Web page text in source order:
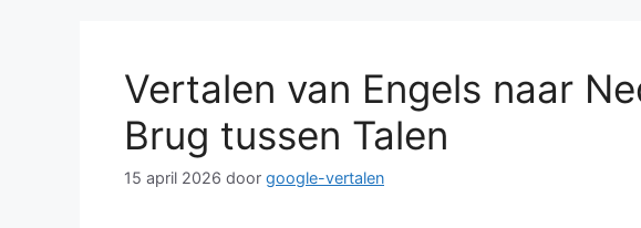
Vertalen van Engels naar
Brug tussen Talen
15 april 2026 door google-vertalen